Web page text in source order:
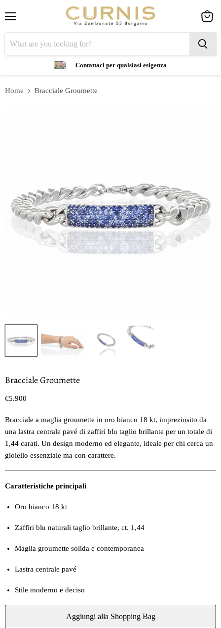
Contattaci per qualsiasi esigenza
cart
Home Bracciale Groumette
Bracciale Groumette
Prezzo oggi
€5.900
Bracciale a maglia groumette in oro bianco 18 kt, impreziosito da
una lastra centrale pavé di zaffiri blu taglio brillante per un totale di
1,44 carati. Un design moderno ed elegante, ideale per chi cerca un
gioiello essenziale ma con carattere.
Caratteristiche principali
Oro bianco 18 kt
Zaffiri blu naturali taglio brillante, ct. 1,44
Maglia groumette solida e contemporanea
Lastra centrale pavé
Stile moderno e deciso
Aggiungi alla Shopping Bag